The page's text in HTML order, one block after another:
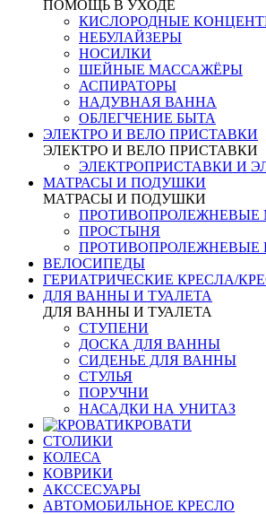
ПОМОЩЬ В УХОДЕ
КИСЛОРОДНЫЕ
НЕБУЛАЙЗЕРЫ
НОСИЛКИ
ШЕЙНЫЕ МАССАЖЁРЫ
АСПИРАТОРЫ
НАДУВНАЯ ВАННА
ОБЛЕГЧЕНИЕ БЫТА
ЭЛЕКТРО И ВЕЛО ПРИСТАВКИ
ЭЛЕКТРО И ВЕЛО ПРИСТАВКИ
ЭЛЕКТРОПРИСТАВКИ И
МАТРАСЫ И ПОДУШКИ
МАТРАСЫ И ПОДУШКИ
ПРОТИВОПРОЛЕЖНЕВЫЕ
ПРОСТЫНЯ
ПРОТИВОПРОЛЕЖНЕВЫЕ
ВЕЛОСИПЕДЫ
ГЕРИАТРИЧЕСКИЕ КРЕСЛА/
ДЛЯ ВАННЫ И ТУАЛЕТА
ДЛЯ ВАННЫ И ТУАЛЕТА
СТУПЕНИ
ДОСКА ДЛЯ ВАННЫ
СИДЕНЬЕ ДЛЯ ВАННЫ
СТУЛЬЯ
ПОРУЧНИ
НАСАДКИ НА УНИТАЗ
КРОВАТИ
СТОЛИКИ
КОЛЕСА
КОВРИКИ
АКССЕСУАРЫ
АВТОМОБИЛЬНОЕ КРЕСЛО